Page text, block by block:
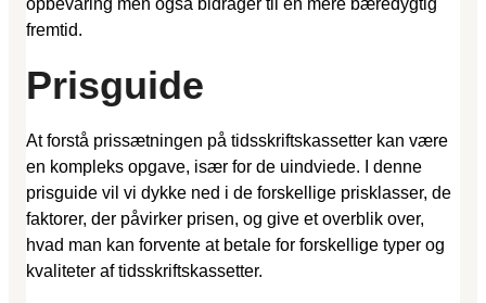
opbevaring men også bidrager til en mere bæredygtig
fremtid.
Prisguide
At forstå prissætningen på tidsskriftskassetter kan være
en kompleks opgave, især for de uindviede. I denne
prisguide vil vi dykke ned i de forskellige prisklasser, de
faktorer, der påvirker prisen, og give et overblik over,
hvad man kan forvente at betale for forskellige typer og
kvaliteter af tidsskriftskassetter.